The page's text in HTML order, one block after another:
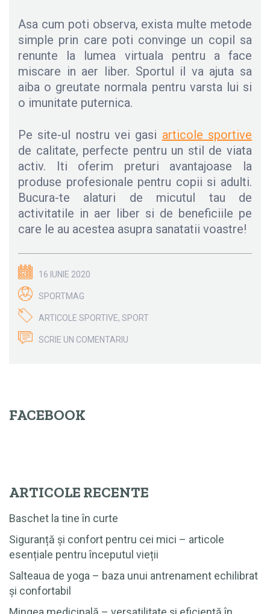
Asa cum poti observa, exista multe metode
simple prin care poti convinge un copil sa
renunte la lumea virtuala pentru a face
miscare in aer liber. Sportul il va ajuta sa
aiba o greutate normala pentru varsta lui si
o imunitate puternica.
Pe site-ul nostru vei gasi articole sportive
de calitate, perfecte pentru un stil de viata
activ. Iti oferim preturi avantajoase la
produse profesionale pentru copii si adulti.
Bucura-te alaturi de micutul tau de
activitatile in aer liber si de beneficiile pe
care le au acestea asupra sanatatii voastre!
16 IUNIE 2020
SPORTMAG
ARTICOLE SPORTIVE, SPORT
SCRIE UN COMENTARIU
FACEBOOK
ARTICOLE RECENTE
Baschet la tine în curte
Siguranță și confort pentru cei mici – articole
esențiale pentru începutul vieții
Salteaua de yoga – baza unui antrenament echilibrat
și confortabil